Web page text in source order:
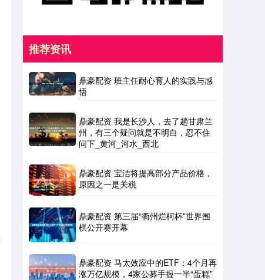
推荐资讯
鼎豪配资 班主任耐心育人的实践与感
悟
鼎豪配资 我是长沙人，去了趟甘肃兰
州，有三个疑问就是不明白，忍不住
问下_黄河_河水_西北
鼎豪配资 宝洁将提高部分产品价格，
原因之一是关税
鼎豪配资 第三届“衢州烂柯杯”世界围
棋公开赛开幕
鼎豪配资 马太效应中的ETF：4个月再
涨万亿规模，4家公募手握一半“蛋糕”